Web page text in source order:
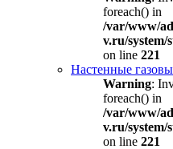
foreach() in
/var/www/
v.ru/system/
on line 221
Настенные
Warning:
foreach() in
/var/www/
v.ru/system/
on line 221